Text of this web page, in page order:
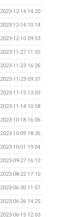
2023-12-14 14:20
2023-12-14 10:14
2023-12-10 09:53
2023-11-27 11:55
2023-11-23 16:26
2023-11-23 09:37
2023-11-15 13:03
2023-11-14 10:58
2023-10-18 16:06
2023-10-09 18:26
2023-10-01 19:04
2023-09-27 16:12
2023-08-22 17:10
2023-06-30 11:07
2023-06-26 14:25
2023-06-15 12:03